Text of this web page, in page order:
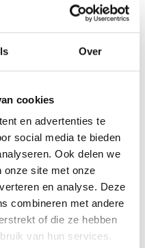
Over
cookies
en advertenties te
social media te bieden
Ook delen we
onze site met onze
en analyse. Deze
combineren met andere
of die ze hebben
van hun services.
1 werkdag
duurzame en soepele
van Bo-Camp blijft goed
gaatjestapijt genoemd, en
het gras.
Duurzaam,
te reinigen Wasbaar bij
Polyester kern met extra
Makkelijk op maat te
44,95